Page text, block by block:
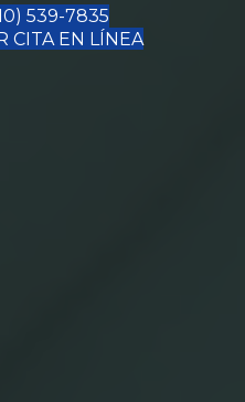
539-7835
CITA EN LÍNEA